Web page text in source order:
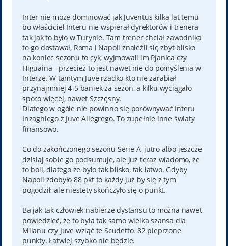
t
Inter nie może dominować jak Juventus kilka lat temu
bo właściciel Interu nie wspierał dyrektorów i trenera
tak jak to było w Turynie. Tam trener chciał zawodnika
to go dostawał, Roma i Napoli znaleźli się zbyt blisko
na koniec sezonu to cyk, wyjmowali im Pjanica czy
Higuaina - przecież to jest nawet nie do pomyślenia w
Interze. W tamtym Juve rzadko kto nie zarabiał
przynajmniej 4-5 baniek za sezon, a kilku wyciągało
sporo więcej, nawet Szczęsny.
Dlatego w ogóle nie powinno się porównywać Interu
Inzaghiego z Juve Allegrego. To zupełnie inne światy
finansowo.
Co do zakończonego sezonu Serie A, jutro albo jeszcze
dzisiaj sobie go podsumuje, ale już teraz wiadomo, że
to boli, dlatego że było tak blisko, tak łatwo. Gdyby
Napoli zdobyło 88 pkt to każdy już by się z tym
pogodził, ale niestety skończyło się o punkt.
Ba jak tak człowiek nabierze dystansu to można nawet
powiedzieć, że to była tak samo wielka szansa dla
Milanu czy Juve wziąć te Scudetto. 82 pieprzone
punkty. Łatwiej szybko nie będzie.